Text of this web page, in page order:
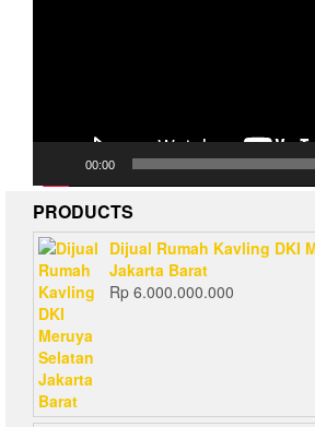
00:00
PRODUCTS
Dijual Rumah Kavling DKI
Jakarta Barat
Rp 6.000.000.000